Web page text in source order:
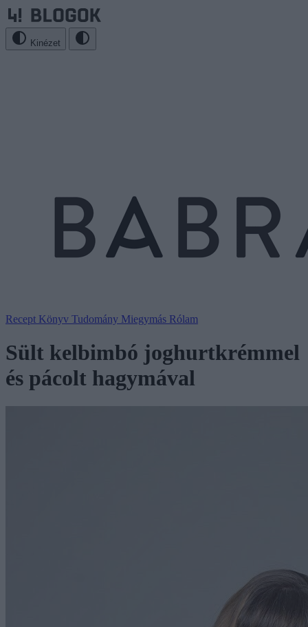
Kinézet
Recept Könyv Tudomány Miegymás Rólam
Sült kelbimbó joghurtkrémmel
és pácolt hagymával